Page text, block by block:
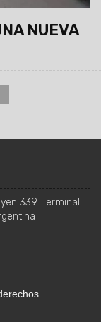
NUEVA
339. Terminal